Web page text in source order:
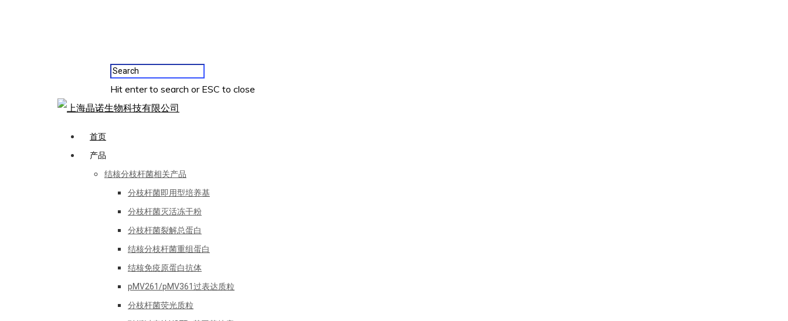
Hit enter to search or ESC to close
首页
产品
结核分枝杆菌相关产品
分枝杆菌即用型培养基
分枝杆菌灭活冻干粉
分枝杆菌裂解总蛋白
结核分枝杆菌重组蛋白
结核免疫原蛋白抗体
pMV261/pMV361过表达质粒
分枝杆菌荧光质粒